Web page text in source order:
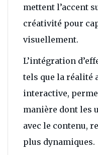
mettent l’accent
créativité pour
visuellement.
L’intégration
tels que la réalité
interactive,
manière dont les
avec le contenu,
plus dynamiques.